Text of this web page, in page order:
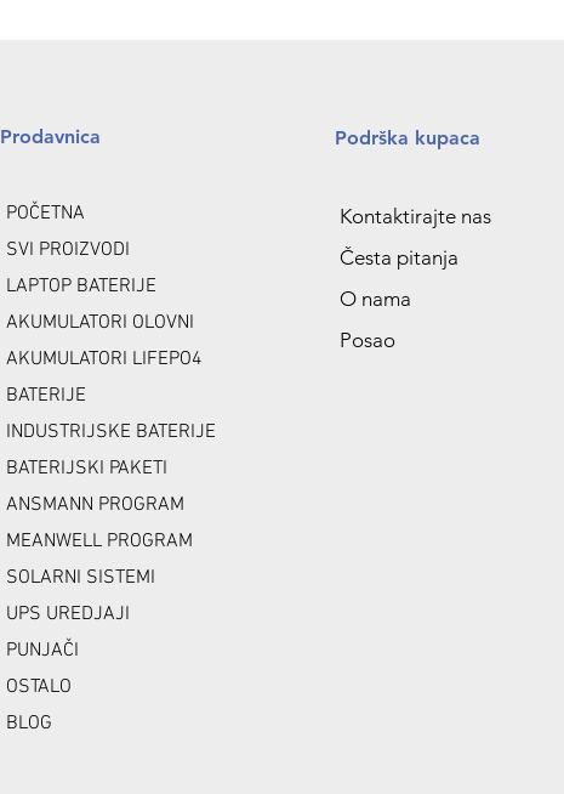
Prodavnica
POČETNA
SVI PROIZVODI
LAPTOP BATERIJE
AKUMULATORI OLOVNI
AKUMULATORI LIFEPO4
BATERIJE
INDUSTRIJSKE BATERIJE
BATERIJSKI PAKETI
ANSMANN PROGRAM
MEANWELL PROGRAM
SOLARNI SISTEMI
UPS UREDJAJI
PUNJAČI
OSTALO
BLOG
Podrška kupaca
Kontaktirajte nas
Česta pitanja
O nama
Posao